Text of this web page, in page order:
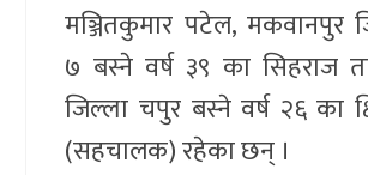
मञ्जितकुमार पटेल, मकवानपुर
७ बस्ने वर्ष ३९ का सिहराज
जिल्ला चपुर बस्ने वर्ष २६ का
(सहचालक) रहेका छन् ।